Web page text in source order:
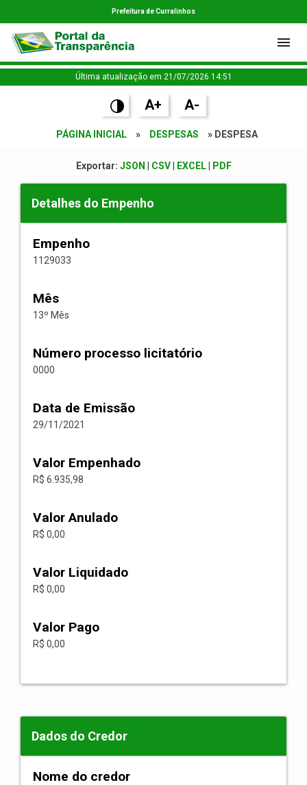
Prefeitura de Curralinhos
Última atualização em 21/07/2026 14:51
A+ A-
PÁGINA INICIAL » DESPESAS » DESPESA
Exportar: JSON CSV| EXCEL| PDF
Detalhes do Empenho
Empenho
1129033
Mês
13º Mês
Número processo licitatório
0000
Data de Emissão
29/11/2021
Valor Empenhado
R$ 6.935,98
Valor Anulado
R$ 0,00
Valor Liquidado
R$ 0,00
Valor Pago
R$ 0,00
Dados do Credor
Nome do credor